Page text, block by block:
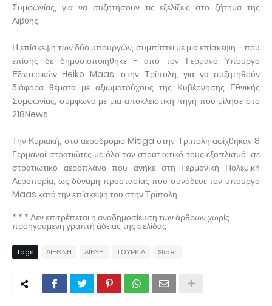
Συμφωνίας, για να συζητήσουν τις εξελίξεις στο ζήτημα της
Λιβύης.
Η επίσκεψη των δύο υπουργών, συμπίπτει με μια επίσκεψη - που
επίσης δε δημοσιοποιήθηκε - από τον Γερμανό Υπουργό
Εξωτερικών Heiko Maas, στην Τρίπολη, για να συζητηθούν
διάφορα θέματα με αξιωματούχους της Κυβέρνησης Εθνικής
Συμφωνίας, σύμφωνα με μια αποκλειστική πηγή που μίλησε στο
218News.
Την Κυριακή, στο αεροδρόμιο Mitiga στην Τρίπολη αφίχθηκαν 8
Γερμανοί στρατιώτες με όλο τον στρατιωτικό τους εξοπλισμό, σε
στρατιωτικό αεροπλάνο που ανήκε στη Γερμανική Πολεμική
Αεροπορία, ως δύναμη προστασίας που συνόδευε τον υπουργό
Maas κατά την επίσκεψή του στην Τρίπολη.
* * * Δεν επιτρέπεται η αναδημοσίευση των άρθρων χωρίς
προηγούμενη γραπτή άδειας της σελίδας
Tags ΔΙΕΘΝΗ ΛΙΒΥΗ ΤΟΥΡΚΙΑ Slider